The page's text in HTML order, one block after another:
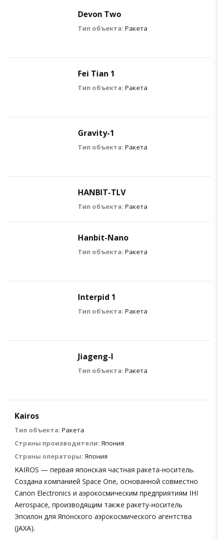
Devon Two
Тип объекта: Ракета
Fei Tian 1
Тип объекта: Ракета
Gravity-1
Тип объекта: Ракета
HANBIT-TLV
Тип объекта: Ракета
Hanbit-Nano
Тип объекта: Ракета
Interpid 1
Тип объекта: Ракета
Jiageng-I
Тип объекта: Ракета
Kairos
Тип объекта: Ракета
Страны производители: Япония
Страны операторы: Япония
KAIROS — первая японская частная ракета-носитель.
Создана компанией Space One, основанной совместно
Canon Electronics и аэрокосмическим предприятиям IHI
Aerospace, производящим также ракету-носитель
Эпсилон для Японского аэрокосмического агентства
(JAXA).